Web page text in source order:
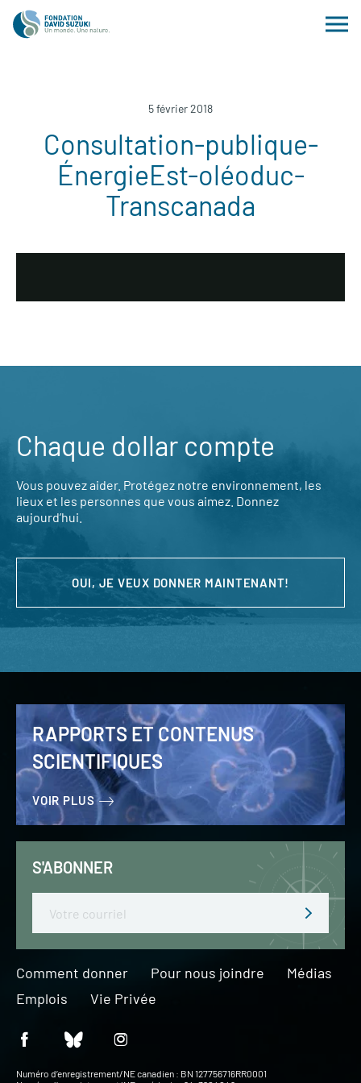
5 février 2018
Consultation-publique-
ÉnergieEst-oléoduc-
Transcanada
Chaque dollar compte
Vous pouvez aider. Protégez notre environnement, les
lieux et les personnes que vous aimez. Donnez
aujourd’hui.
OUI, JE VEUX DONNER MAINTENANT!
RAPPORTS ET CONTENUS
SCIENTIFIQUES
VOIR PLUS
S'ABONNER
Comment donner Pour nous joindre
Médias
Emplois
Vie Privée
Numéro d’enregistrement/NE canadien : BN 127756716RR0001